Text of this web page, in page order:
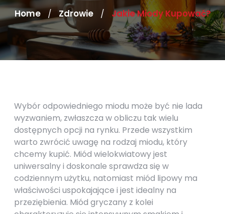
Home / Zdrowie / Jakie Miody Kupować?
Wybór odpowiedniego miodu może być nie lada
wyzwaniem, zwłaszcza w obliczu tak wielu
dostępnych opcji na rynku. Przede wszystkim
warto zwrócić uwagę na rodzaj miodu, który
chcemy kupić. Miód wielokwiatowy jest
uniwersalny i doskonale sprawdza się w
codziennym użytku, natomiast miód lipowy ma
właściwości uspokajające i jest idealny na
przeziębienia. Miód gryczany z kolei